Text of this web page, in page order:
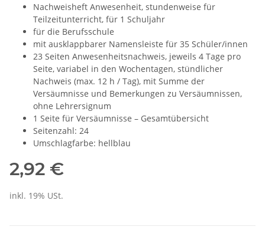
Nachweisheft Anwesenheit, stundenweise für
Teilzeitunterricht, für 1 Schuljahr
für die Berufsschule
mit ausklappbarer Namensleiste für 35 Schüler/innen
23 Seiten Anwesenheitsnachweis, jeweils 4 Tage pro
Seite, variabel in den Wochentagen, stündlicher
Nachweis (max. 12 h / Tag), mit Summe der
Versäumnisse und Bemerkungen zu Versäumnissen,
ohne Lehrersignum
1 Seite für Versäumnisse – Gesamtübersicht
Seitenzahl: 24
Umschlagfarbe: hellblau
2,92 €
inkl. 19% USt.